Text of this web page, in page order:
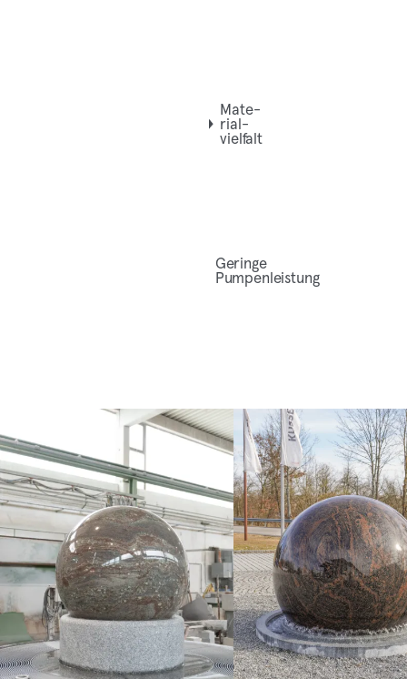
Mate­
ri­al­
viel­falt
Gerin­ge
Pumpenleistung